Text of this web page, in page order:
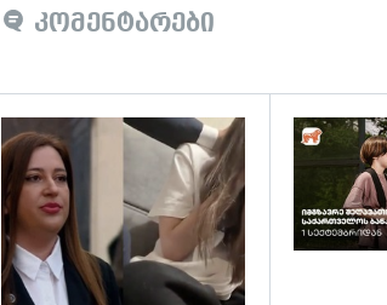
კომენტარები
გადახედვა